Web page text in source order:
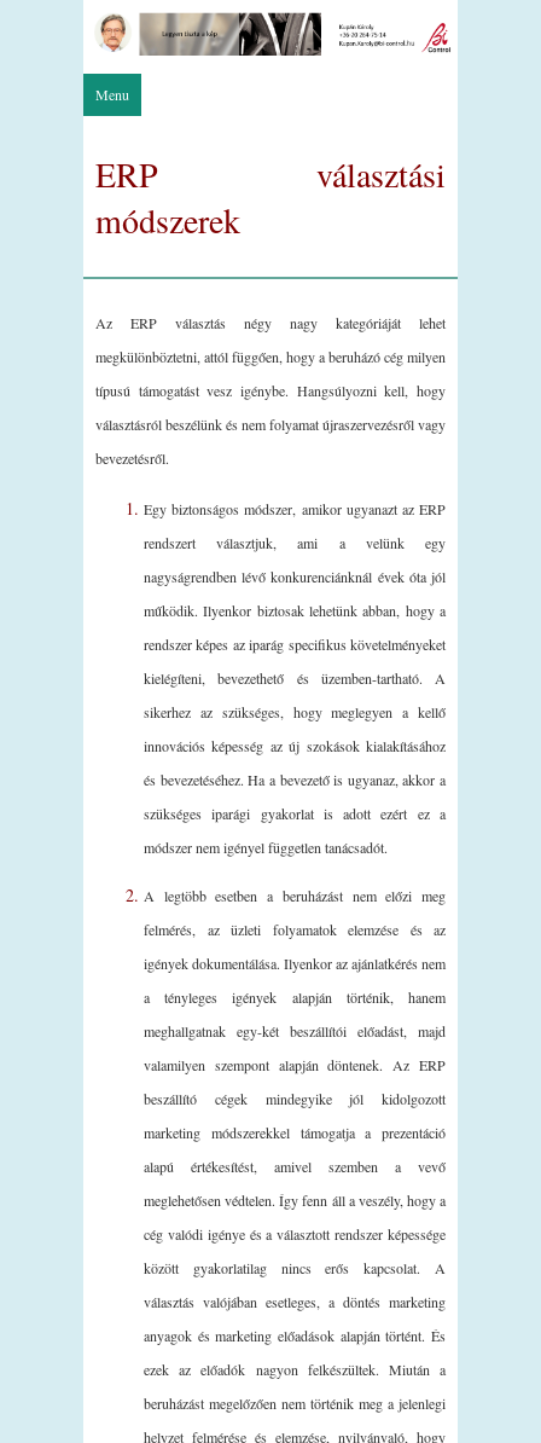
Menu
ERP választási
módszerek
Az ERP választás négy nagy kategóriáját lehet
megkülönböztetni, attól függően, hogy a beruházó cég milyen
típusú támogatást vesz igénybe. Hangsúlyozni kell, hogy
választásról beszélünk és nem folyamat újraszervezésről vagy
bevezetésről.
Egy biztonságos módszer, amikor ugyanazt az ERP
rendszert választjuk, ami a velünk egy
nagyságrendben lévő konkurenciánknál évek óta jól
működik. Ilyenkor biztosak lehetünk abban, hogy a
rendszer képes az iparág specifikus követelményeket
kielégíteni, bevezethető és üzemben-tartható. A
sikerhez az szükséges, hogy meglegyen a kellő
innovációs képesség az új szokások kialakításához
és bevezetéséhez. Ha a bevezető is ugyanaz, akkor a
szükséges iparági gyakorlat is adott ezért ez a
módszer nem igényel független tanácsadót.
A legtöbb esetben a beruházást nem előzi meg
felmérés, az üzleti folyamatok elemzése és az
igények dokumentálása. Ilyenkor az ajánlatkérés nem
a tényleges igények alapján történik, hanem
meghallgatnak egy-két beszállítói előadást, majd
valamilyen szempont alapján döntenek. Az ERP
beszállító cégek mindegyike jól kidolgozott
marketing módszerekkel támogatja a prezentáció
alapú értékesítést, amivel szemben a vevő
meglehetősen védtelen. Így fenn áll a veszély, hogy a
cég valódi igénye és a választott rendszer képessége
között gyakorlatilag nincs erős kapcsolat. A
választás valójában esetleges, a döntés marketing
anyagok és marketing előadások alapján történt. És
ezek az előadók nagyon felkészültek. Miután a
beruházást megelőzően nem történik meg a jelenlegi
helyzet felmérése és elemzése, nyilvánvaló, hogy